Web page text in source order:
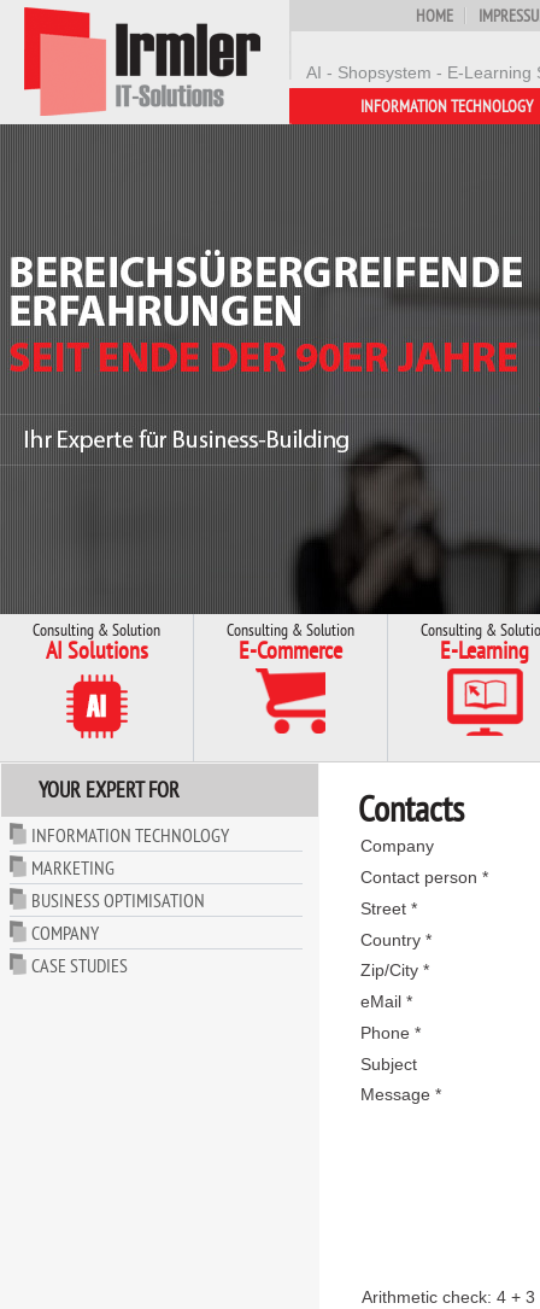
AI - Shopsystem - E-Learning
HOME
INFORMATION TECHNOLOGY
Consulting & Solution
AI Solutions
Consulting & Solution
E-Commerce
Consulting &
E-Learning
YOUR EXPERT FOR
INFORMATION TECHNOLOGY
MARKETING
BUSINESS OPTIMISATION
COMPANY
CASE STUDIES
Contacts
Company
Contact person *
Street *
Country *
Zip/City *
eMail *
Phone *
Subject
Message *
Arithmetic check: 4 + 3